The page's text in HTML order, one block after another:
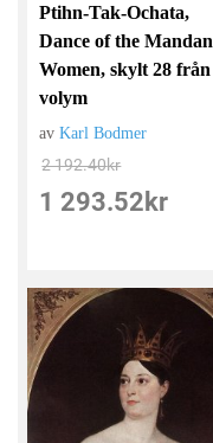
Ptihn-Tak-Ochata,
Dance of the Mandan
Women, skylt 28 från
volym
avKarl Bodmer
2 192.40kr
1 293.52 kr